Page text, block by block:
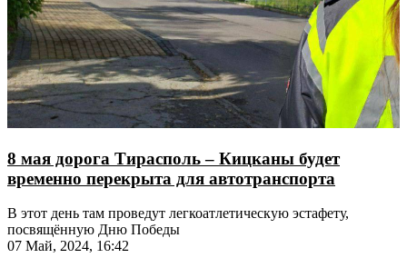
8 мая дорога Тирасполь – Кицканы будет
временно перекрыта для автотранспорта
В этот день там проведут легкоатлетическую эстафету,
посвящённую Дню Победы
07 Май, 2024, 16:42